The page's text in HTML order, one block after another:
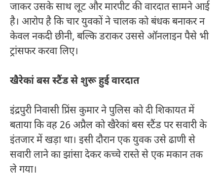
जाकर उसके साथ लूट और मारपीट की वारदात सामने आई
है। आरोप है कि चार युवकों ने चालक को बंधक बनाकर न
केवल नकदी छीनी, बल्कि डराकर उससे ऑनलाइन पैसे भी
ट्रांसफर करवा लिए।
खैरेकां बस स्टैंड से शुरू हुई वारदात
इंद्रपुरी निवासी प्रिंस कुमार ने पुलिस को दी शिकायत में
बताया कि वह 26 अप्रैल को खैरेकां बस स्टैंड पर सवारी के
इंतजार में खड़ा था। इसी दौरान एक युवक उसे ढाणी से
सवारी लाने का झांसा देकर कच्चे रास्ते से एक मकान तक
ले गया।